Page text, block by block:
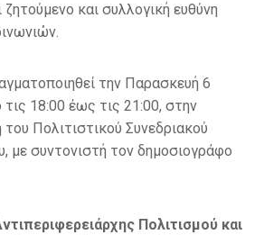
και συλλογική ευθύνη
την Παρασκευή 6
18:00 έως τις 21:00, στην
του Πολιτιστικού Συνεδριακού
με συντονιστή τον δημοσιογράφο
Πολιτισμού και